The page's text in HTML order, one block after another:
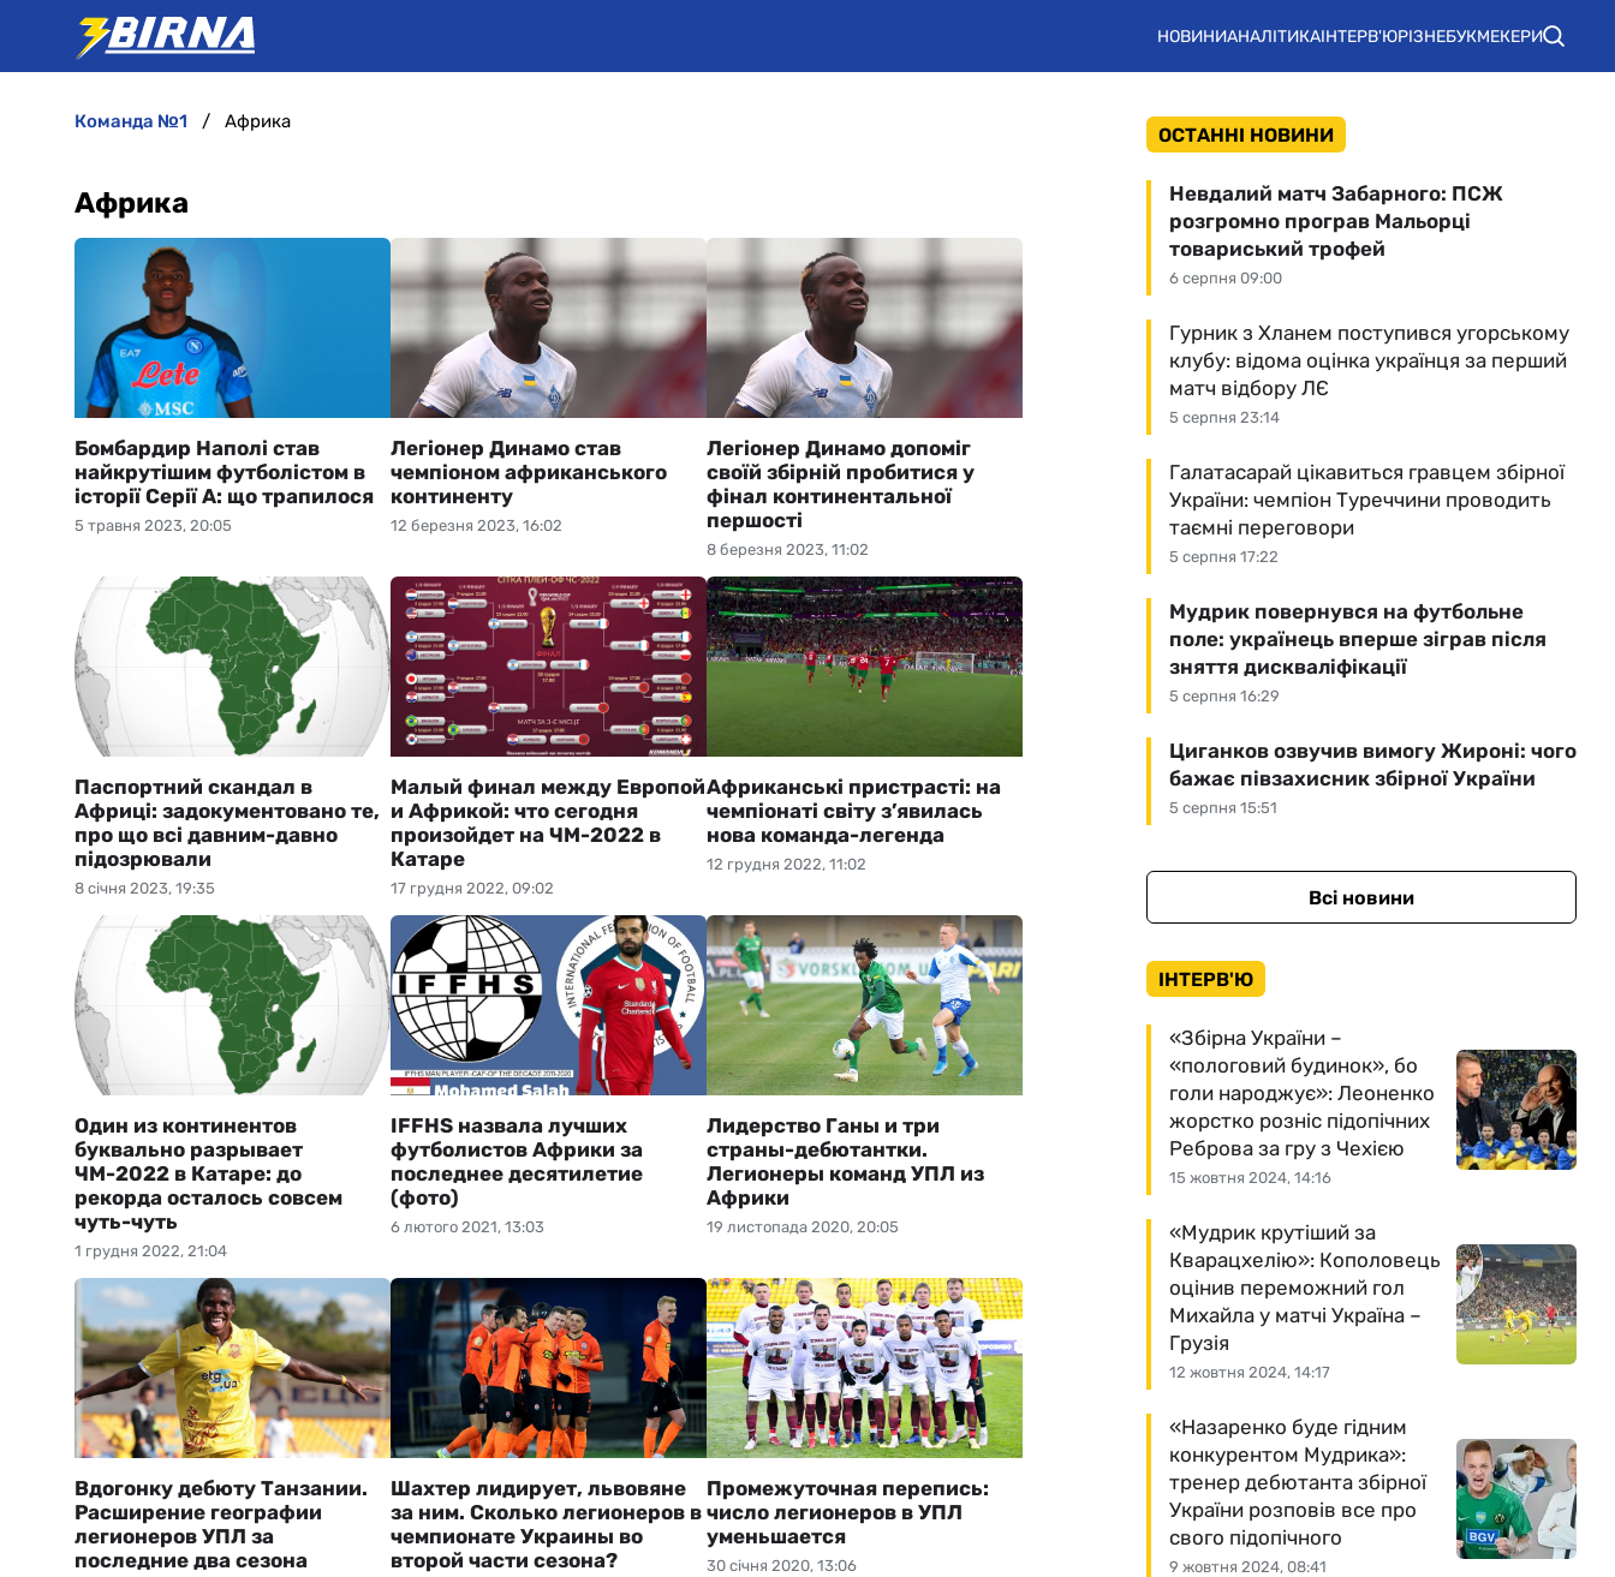
НОВИНИАНАЛІТИКАІНТЕРВ'ЮРІЗНЕБУКМЕКЕРИ
команда №1 Африка
Африка
5 травня 2023, 20:05
Бомбардир Наполі став
найкрутішим футболістом в
історії Серії А: що трапилося
12 березня 2023, 16:02
Легіонер Динамо став
чемпіоном африканського
континенту
8 березня 2023, 11:02
Легіонер Динамо допоміг
своїй збірній пробитися у
фінал континентальної
першості
8 січня 2023, 19:35
Паспортний скандал в
Африці: задокументовано те,
про що всі давним-давно
підозрювали
17 грудня 2022, 09:02
Малый финал между Европой
и Африкой: что сегодня
произойдет на ЧМ-2022 в
Катаре
12 грудня 2022, 11:02
Африканські пристрасті: на
чемпіонаті світу з’явилась
нова команда-легенда
1 грудня 2022, 21:04
Один из континентов
буквально разрывает
ЧМ-2022 в Катаре: до
рекорда осталось совсем
чуть-чуть
6 лютого 2021, 13:03
IFFHS назвала лучших
футболистов Африки за
последнее десятилетие
(фото)
19 листопада 2020, 20:05
Лидерство Ганы и три
страны-дебютантки.
Легионеры команд УПЛ из
Африки
Вдогонку дебюту Танзании.
Расширение географии
легионеров УПЛ за
последние два сезона
Шахтер лидирует, львовяне
за ним. Сколько легионеров в
чемпионате Украины во
второй части сезона?
30 січня 2020, 13:06
Промежуточная перепись:
число легионеров в УПЛ
уменьшается
ОСТАННІ НОВИНИ
6 серпня 09:00
Невдалий матч Забарного: ПСЖ
розгромно програв Мальорці
товариський трофей
5 серпня 23:14
Гурник з Хланем поступився угорському
клубу: відома оцінка українця за перший
матч відбору ЛЄ
5 серпня 17:22
Галатасарай цікавиться гравцем збірної
України: чемпіон Туреччини проводить
таємні переговори
5 серпня 16:29
Мудрик повернувся на футбольне
поле: українець вперше зіграв після
зняття дискваліфікації
5 серпня 15:51
Циганков озвучив вимогу Жироні: чого
бажає півзахисник збірної України
Всі новини
ІНТЕРВ'Ю
15 жовтня 2024, 14:16
«Збірна України –
«пологовий будинок», бо
голи народжує»: Леоненко
жорстко розніс підопічних
Реброва за гру з Чехією
12 жовтня 2024, 14:17
«Мудрик крутіший за
Кварацхелію»: Кополовець
оцінив переможний гол
Михайла у матчі Україна –
Грузія
9 жовтня 2024, 08:41
«Назаренко буде гідним
конкурентом Мудрика»:
тренер дебютанта збірної
України розповів все про
свого підопічного